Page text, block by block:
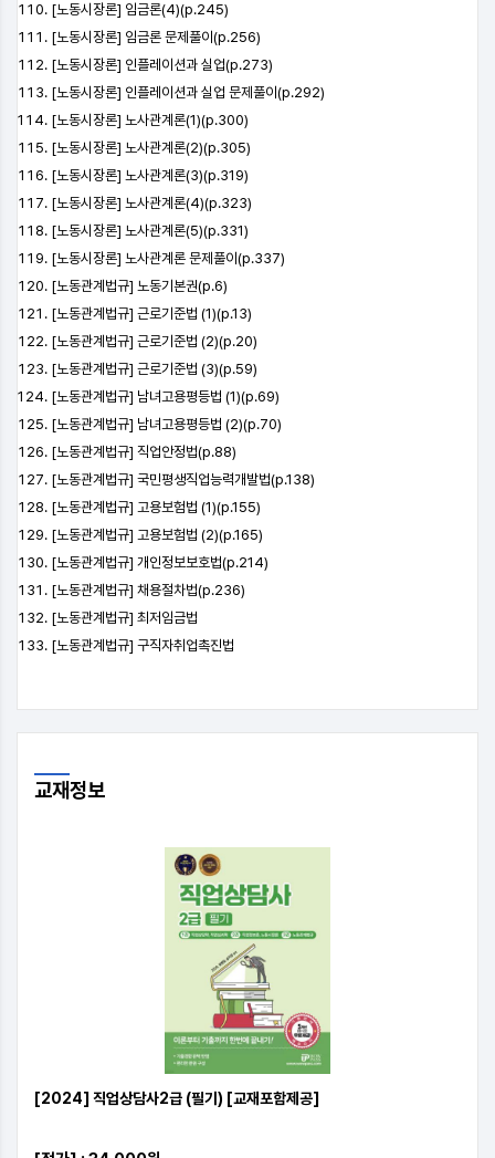
[노동시장론] 임금론(4)(p.245)
[노동시장론] 임금론 문제풀이(p.256)
[노동시장론] 인플레이션과 실업(p.273)
[노동시장론] 인플레이션과 실업 문제풀이(p.292)
[노동시장론] 노사관계론(1)(p.300)
[노동시장론] 노사관계론(2)(p.305)
[노동시장론] 노사관계론(3)(p.319)
[노동시장론] 노사관계론(4)(p.323)
[노동시장론] 노사관계론(5)(p.331)
[노동시장론] 노사관계론 문제풀이(p.337)
[노동관계법규] 노동기본권(p.6)
[노동관계법규] 근로기준법 (1)(p.13)
[노동관계법규] 근로기준법 (2)(p.20)
[노동관계법규] 근로기준법 (3)(p.59)
[노동관계법규] 남녀고용평등법 (1)(p.69)
[노동관계법규] 남녀고용평등법 (2)(p.70)
[노동관계법규] 직업안정법(p.88)
[노동관계법규] 국민평생직업능력개발법(p.138)
[노동관계법규] 고용보험법 (1)(p.155)
[노동관계법규] 고용보험법 (2)(p.165)
[노동관계법규] 개인정보보호법(p.214)
[노동관계법규] 채용절차법(p.236)
[노동관계법규] 최저임금법
[노동관계법규] 구직자취업촉진법
교재정보
[2024] 직업상담사2급 (필기) [교재포함제공]